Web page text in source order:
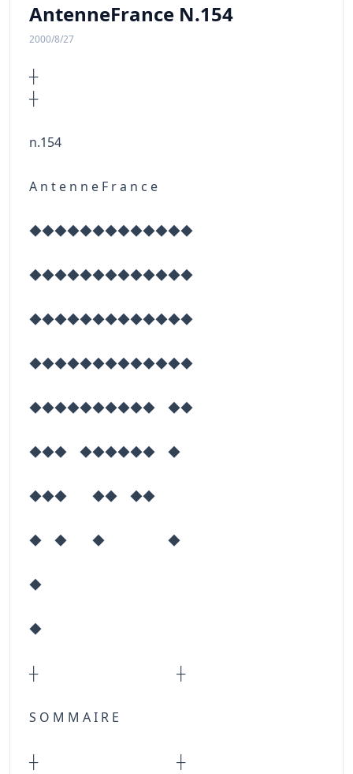
AntenneFrance N.154
2000/8/27
┼
n.154
A n t e n n e F r a n c e
◆◆◆◆◆◆◆◆◆◆◆◆◆
◆◆◆◆◆◆◆◆◆◆◆◆◆
◆◆◆◆◆◆◆◆◆◆◆◆◆
◆◆◆◆◆◆◆◆◆◆◆◆◆
◆◆◆◆◆◆◆◆◆◆ ◆◆
◆◆◆ ◆◆◆◆◆◆ ◆
◆◆◆ ◆◆ ◆◆
◆ ◆ ◆ ◆
◆
◆
┼ ┼
S O M M A I R E
┼ ┼